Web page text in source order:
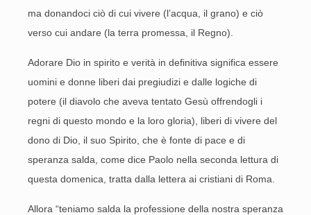
ma donandoci ciò di cui vivere (l’acqua, il grano) e ciò
verso cui andare (la terra promessa, il Regno).
Adorare Dio in spirito e verità in definitiva significa essere
uomini e donne liberi dai pregiudizi e dalle logiche di
potere (il diavolo che aveva tentato Gesù offrendogli i
regni di questo mondo e la loro gloria), liberi di vivere del
dono di Dio, il suo Spirito, che è fonte di pace e di
speranza salda, come dice Paolo nella seconda lettura di
questa domenica, tratta dalla lettera ai cristiani di Roma.
Allora “teniamo salda la professione della nostra speranza